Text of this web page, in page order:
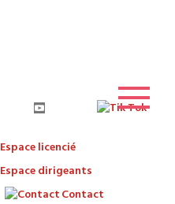
Espace licencié
Espace dirigeants
Contact